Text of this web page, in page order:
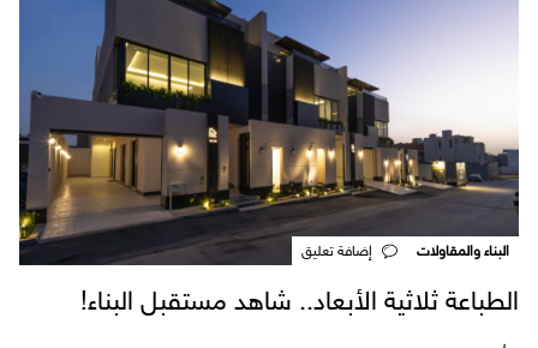
البناء والمقاولات
الطباعة ثلاثية الأبعاد.. شاهد مستقبل البناء!